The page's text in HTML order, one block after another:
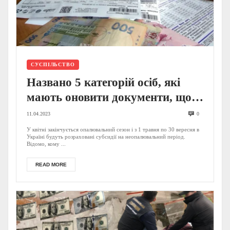
СУСПІЛЬСТВО
Названо 5 категорій осіб, які
мають оновити документи, щоб
надалі отримувати житлові
субсидії
11.04.2023 0
У квітні закінчується опалювальний сезон і з 1 травня по 30 вересня в
Україні будуть розраховані субсидії на неопалювальний період.
Відомо, кому ...
READ MORE